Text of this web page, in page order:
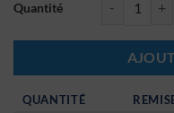
quantité de Sac cabas
QUANTITÉ